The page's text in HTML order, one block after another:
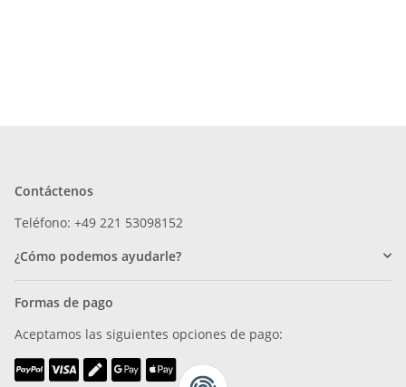
Contáctenos
Teléfono: +49 221 53098152
¿Cómo podemos ayudarle?
Formas de pago
Aceptamos las siguientes opciones de pago: